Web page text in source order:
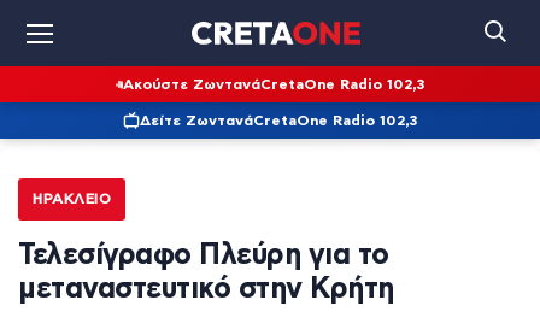
Ακούστε ΖωντανάCretaOne Radio 102,3
Δείτε ΖωντανάCretaOne Radio 102,3
ΗΡΆΚΛΕΙΟ
Τελεσίγραφο Πλεύρη για το
μεταναστευτικό στην Κρήτη